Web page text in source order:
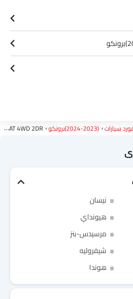
سيارات (2023-2024)برونكو 2.3L Big Bend AT 4WD 2DR
نيسان
هيونداي
مرسيدس-بنز
شيفروليه
هوندا
I have read and agree to the
Link Your